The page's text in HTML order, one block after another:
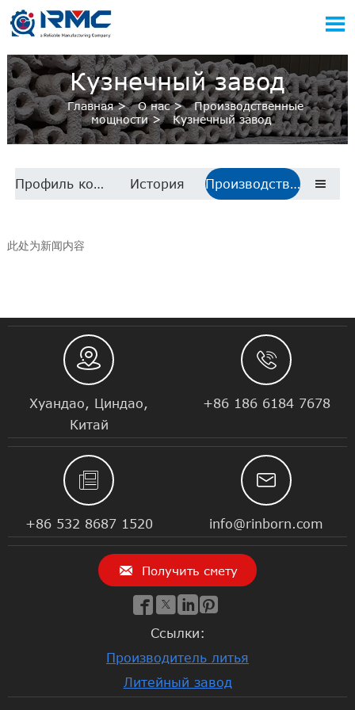

Кузнечный завод
Главная> О нас> Производственные
мощности> Кузнечный завод
Профиль компании История Производственные мощности 
此处为新闻内容

Хуандао, Циндао,
Китай

+86 186 6184 7678

+86 532 8687 1520

info@rinborn.com
 Получить смету
   
Ссылки:
Производитель литья
Литейный завод